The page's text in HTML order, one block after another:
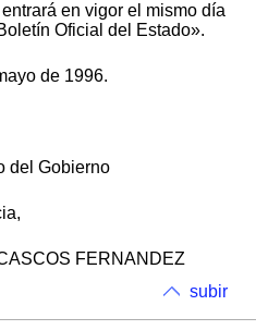
en vigor el mismo día
Oficial del Estado».
de 1996.
del Gobierno
FERNANDEZ
subir